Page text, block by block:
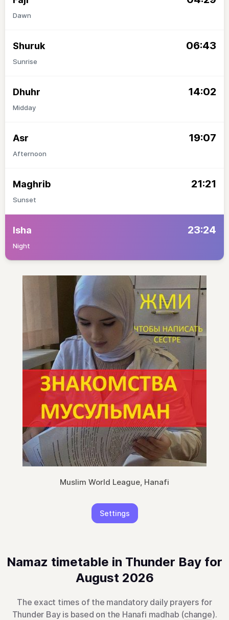
Dawn
Shuruk 06:43
Sunrise
Dhuhr 14:02
Midday
Asr 19:07
Afternoon
Maghrib 21:21
Sunset
Isha 23:24
Night
Muslim World League, Hanafi
Settings
Namaz timetable in Thunder Bay for
August 2026
The exact times of the mandatory daily prayers for
Thunder Bay is based on the Hanafi madhab (change).